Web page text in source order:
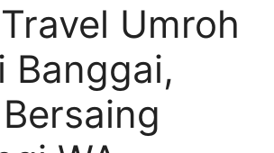
Umroh
Banggai,